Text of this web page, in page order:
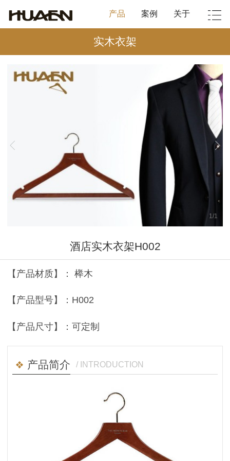
产品 案例 关于
实木衣架
1 /1
酒店实木衣架H002
【产品材质】： 榉木
【产品型号】：H002
【产品尺寸】：可定制
产品简介 / INTRODUCTION